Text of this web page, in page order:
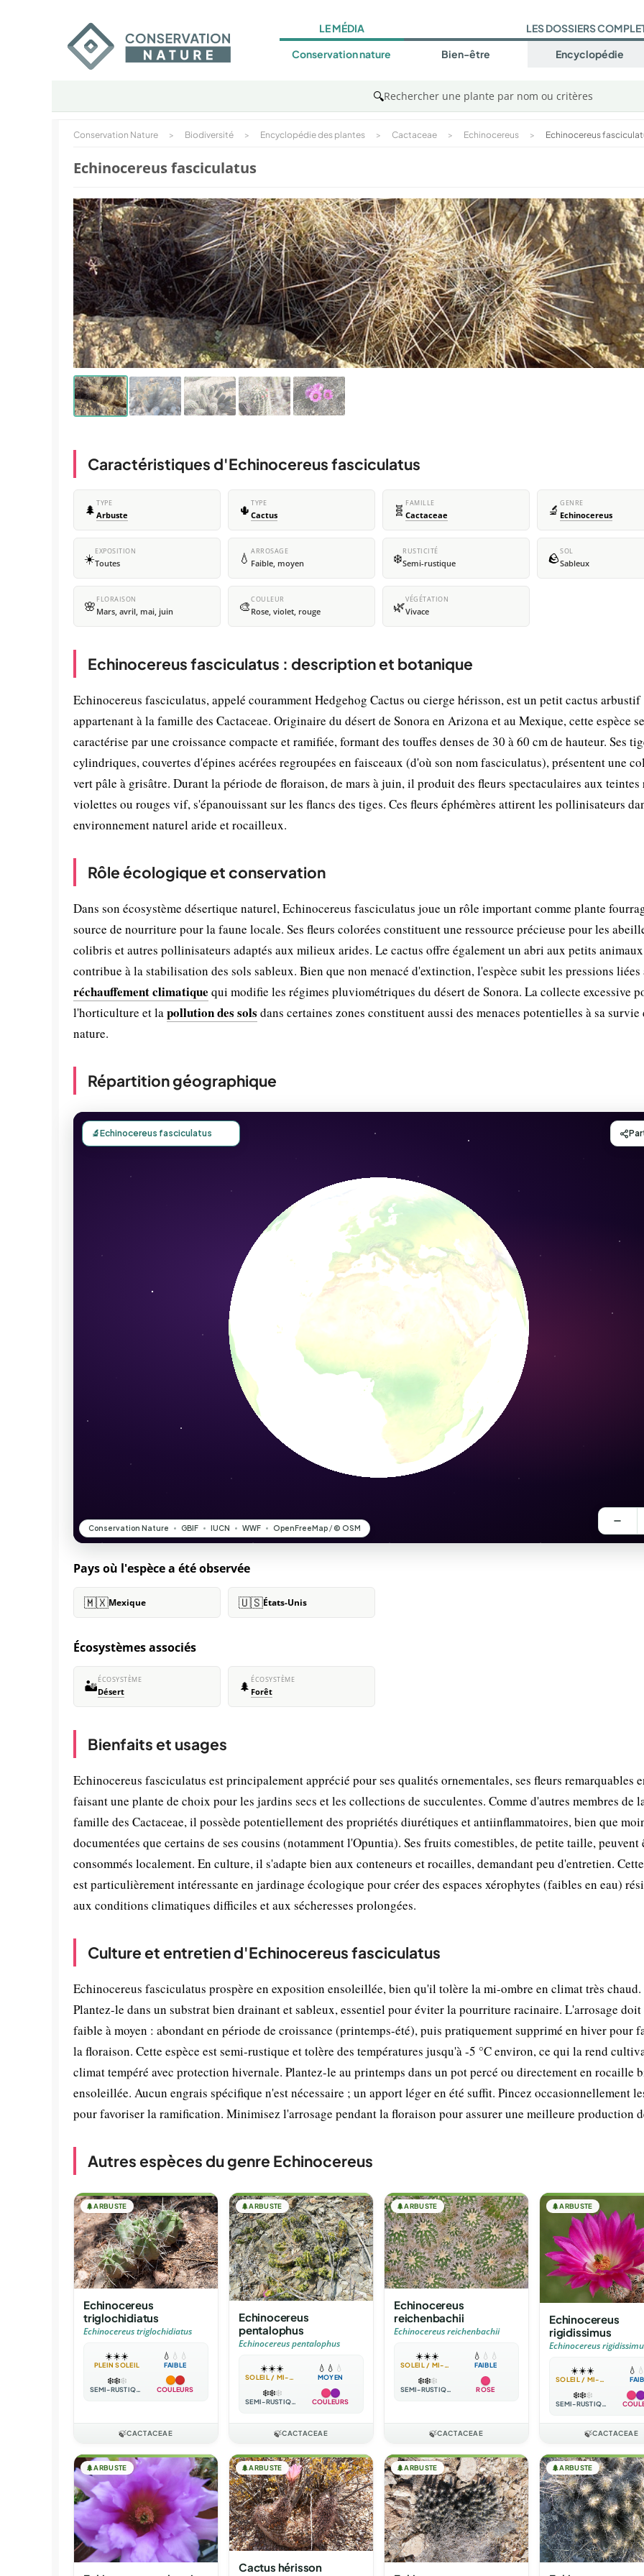
LE MÉDIA
Conservation nature
LES DOSSIERS
Bien-être Encyclopédie
🔍Rechercher une plante par nom ou critères
Conservation Nature > Biodiversité > Encyclopédie des plantes > Cactaceae > Echinocereus > Echinocereus
Echinocereus fasciculatus
Caractéristiques d'Echinocereus fasciculatus
🌲 TYPE
Arbuste 🌵 TYPE
Cactus 🧬 FAMILLE
Cactaceae 🔬 GENRE
Echinocereus
☀️EXPOSITION
Toutes 💧 ARROSAGE
Faible, moyen ❄️RUSTICITÉ
Semi-rustique 🪨SOL
Sableux
🌸 FLORAISON
Mars, avril, mai, juin 🎨COULEUR
Rose, violet, rouge 🌿VÉGÉTATION
Vivace
Echinocereus fasciculatus : description et botanique
Echinocereus fasciculatus, appelé couramment Hedgehog Cactus ou cierge hérisson, est un petit cactus arbustif
appartenant à la famille des Cactaceae. Originaire du désert de Sonora en Arizona et au Mexique, cette espèce se
caractérise par une croissance compacte et ramifiée, formant des touffes denses de 30 à 60 cm de hauteur. Ses
cylindriques, couvertes d'épines acérées regroupées en faisceaux (d'où son nom fasciculatus), présentent une
vert pâle à grisâtre. Durant la période de floraison, de mars à juin, il produit des fleurs spectaculaires aux teintes
violettes ou rouges vif, s'épanouissant sur les flancs des tiges. Ces fleurs éphémères attirent les pollinisateurs
environnement naturel aride et rocailleux.
Rôle écologique et conservation
Dans son écosystème désertique naturel, Echinocereus fasciculatus joue un rôle important comme plante
source de nourriture pour la faune locale. Ses fleurs colorées constituent une ressource précieuse pour les
colibris et autres pollinisateurs adaptés aux milieux arides. Le cactus offre également un abri aux petits
contribue à la stabilisation des sols sableux. Bien que non menacé d'extinction, l'espèce subit les pressions liées
réchauffement climatique qui modifie les régimes pluviométriques du désert de Sonora. La collecte excessive
l'horticulture et lapollution des sols dans certaines zones constituent aussi des menaces potentielles à sa survie
nature.
Répartition géographique
Pays où l'espèce a été observée
🇲🇽Mexique 🇺🇸États-Unis
Écosystèmes associés
🏜️ÉCOSYSTÈME
Désert 🌲 ÉCOSYSTÈME
Forêt
Bienfaits et usages
Echinocereus fasciculatus est principalement apprécié pour ses qualités ornementales, ses fleurs remarquables
faisant une plante de choix pour les jardins secs et les collections de succulentes. Comme d'autres membres de
famille des Cactaceae, il possède potentiellement des propriétés diurétiques et antiinflammatoires, bien que
documentées que certains de ses cousins (notamment l'Opuntia). Ses fruits comestibles, de petite taille, peuvent
consommés localement. En culture, il s'adapte bien aux conteneurs et rocailles, demandant peu d'entretien.
est particulièrement intéressante en jardinage écologique pour créer des espaces xérophytes (faibles en eau)
aux conditions climatiques difficiles et aux sécheresses prolongées.
Culture et entretien d'Echinocereus fasciculatus
Echinocereus fasciculatus prospère en exposition ensoleillée, bien qu'il tolère la mi-ombre en climat très chaud.
Plantez-le dans un substrat bien drainant et sableux, essentiel pour éviter la pourriture racinaire. L'arrosage doit
faible à moyen : abondant en période de croissance (printemps-été), puis pratiquement supprimé en hiver pour
la floraison. Cette espèce est semi-rustique et tolère des températures jusqu'à -5 °C environ, ce qui la rend
climat tempéré avec protection hivernale. Plantez-le au printemps dans un pot percé ou directement en rocaille
ensoleillée. Aucun engrais spécifique n'est nécessaire ; un apport léger en été suffit. Pincez occasionnellement
pour favoriser la ramification. Minimisez l'arrosage pendant la floraison pour assurer une meilleure production
Autres espèces du genre Echinocereus
🌲ARBUSTE
Echinocereus
triglochidiatus
Echinocereus triglochidiatus
☀️☀️☀️
PLEIN SOLEIL
💧 💧 💧
FAIBLE
❄️❄️❄️
SEMI-RUSTIQUE COULEURS
🍃CACTACEAE
🌲ARBUSTE
Echinocereus
pentalophus
Echinocereus pentalophus
☀️☀️☀️
SOLEIL / MI-OMBRE
💧 💧 💧
MOYEN
❄️❄️❄️
SEMI-RUSTIQUE COULEURS
🍃CACTACEAE
🌲ARBUSTE
Echinocereus
reichenbachii
Echinocereus reichenbachii
☀️☀️☀️
SOLEIL / MI-OMBRE
💧 💧 💧
FAIBLE
❄️❄️❄️
SEMI-RUSTIQUE ROSE
🍃CACTACEAE
🌲ARBUSTE
Echinocereus
rigidissimus
Echinocereus
☀️☀️☀️
SOLEIL / MI-OMBRE
💧 💧
❄️❄️❄️
SEMI-RUSTIQUE
🍃CACTACEAE
🌲ARBUSTE 🌲ARBUSTE
Cactus hérisson
🌲ARBUSTE 🌲ARBUSTE